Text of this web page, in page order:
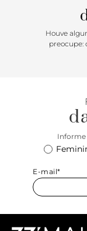
Houve
preocupe:
Informe
E-mail*